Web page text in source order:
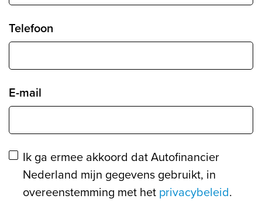
Telefoon
E-mail
Ik ga ermee akkoord dat Autofinancier
Nederland mijn gegevens gebruikt, in
overeenstemming met het privacybeleid.